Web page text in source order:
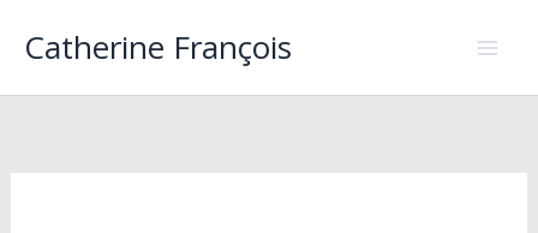
Catherine François